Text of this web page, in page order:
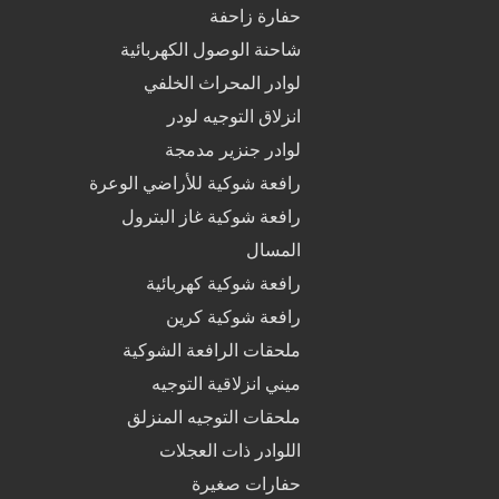
حفارة زاحفة
شاحنة الوصول الكهربائية
لوادر المحراث الخلفي
انزلاق التوجيه لودر
لوادر جنزير مدمجة
رافعة شوكية للأراضي الوعرة
رافعة شوكية غاز البترول
المسال
رافعة شوكية كهربائية
رافعة شوكية كرين
ملحقات الرافعة الشوكية
ميني انزلاقية التوجيه
ملحقات التوجيه المنزلق
اللوادر ذات العجلات
حفارات صغيرة